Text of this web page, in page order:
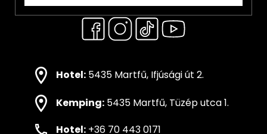
Hotel: 5435 Martfű, Ifjúsági út 2.
Kemping: 5435 Martfű, Tüzép utca 1.
Hotel: +36 70 443 0171